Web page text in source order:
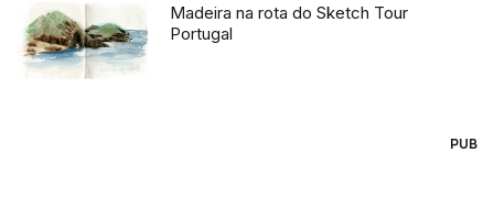
Madeira na rota do Sketch Tour
Portugal
PUB